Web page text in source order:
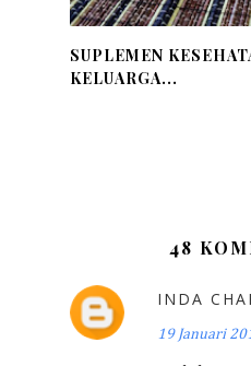
SUPLEMEN
KELUARGA...
48
INDA
19 Januari